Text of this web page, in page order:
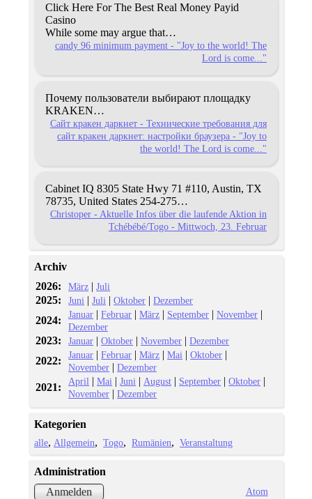
Click Here For The Best Real Money Payid
Casino
While some may argue that…
candy 96 minimum payment - "Joy to the world! The
Lord is come..."
Почему пользователи выбирают площадку
KRAKEN…
Сайт кракен даркнет - Технические требования для
сайт кракен даркнет: настройки браузера - "Joy to
the world! The Lord is come..."
Cabinet IQ 8305 Statе Hwy 71 #110, Austin, TX
78735, United Statеs 254-275…
Christoper - Aktuelle Infos über die laufende Aktion in
Tchébébé/Togo - Mittwoch, 23. Februar
Archiv
2026:
März |Juli
2025: Juni |Juli |Oktober |Dezember
2024: Januar |Februar |März | September |November |
Dezember
2023: Januar |Oktober |November |Dezember
2022: Januar |Februar |März |Mai |Oktober |
November |Dezember
2021: April |Mai |Juni | August | September |Oktober |
November |Dezember
Kategorien
alle Allgemein Togo Rumänien Veranstaltung
Administration
Anmelden
Atom